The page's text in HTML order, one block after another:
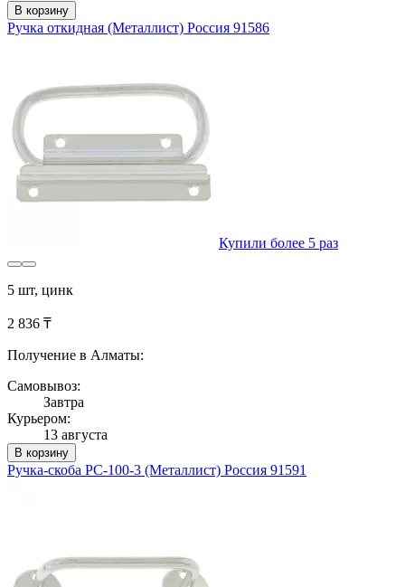
В корзину
Ручка откидная (Металлист) Россия 91586
Купили более 5 раз
5 шт, цинк
2 836 ₸
Получение в Алматы:
Самовывоз:
Завтра
Курьером:
13 августа
В корзину
Ручка-скоба РС-100-3 (Металлист) Россия 91591